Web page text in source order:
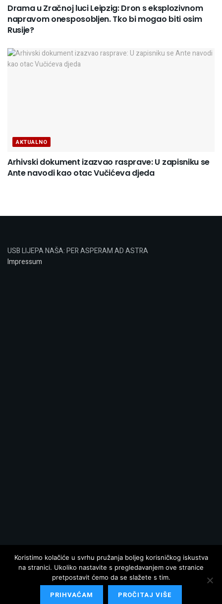
Drama u Zračnoj luci Leipzig: Dron s eksplozivnom
napravom onesposobljen. Tko bi mogao biti osim
Rusije?
AKTUALNO
Arhivski dokument izazvao rasprave: U zapisniku se
Ante navodi kao otac Vučićeva djeda
USB LIJEPA NAŠA: PER ASPERAM AD ASTRA
Impressum
© 2025 Hrvatska danas
Koristimo kolačiće u svrhu pružanja boljeg korisničkog iskustva
na stranici. Ukoliko nastavite s pregledavanjem ove stranice
pretpostavit ćemo da se slažete s tim.
PRIHVAĆAM PROČITAJ VIŠE